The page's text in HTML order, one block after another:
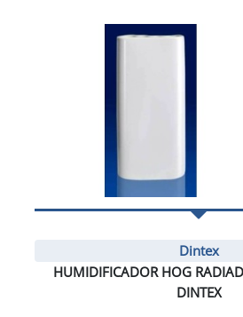
Dintex
HUMIDIFICADOR HOG
DINTEX